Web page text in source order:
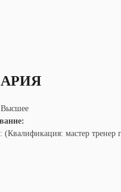
Высшее
мастер тренер